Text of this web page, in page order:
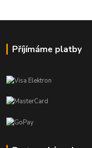
Příjímáme platby